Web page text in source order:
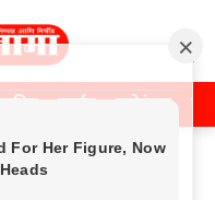
क्राईम मनोरंजन